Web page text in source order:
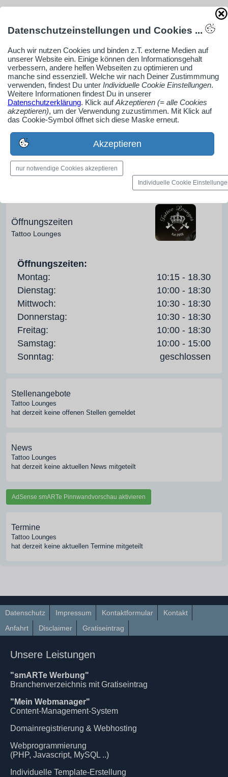
Ob Solo-Selbsständiger, Handwerksbetrieb oder
Industrieunternehmen
Erstelle jetzt ein gratis Firmenprofil für dein Unternehmen:
jetzt registrieren
Bilder, PDFs, Audio, Video
Pinnwand
Jobs, News, Dates & mehr
Öffnungszeiten
Tattoo Lounges
Öffnungszeiten:
Montag:
10:15 - 18.30
Dienstag:
10:00 - 18:30
Mittwoch:
10:30 - 18:30
Donnerstag:
10:30 - 18:30
Freitag:
10:00 - 18:30
Samstag:
10:00 - 15:00
Sonntag:
geschlossen
Stellenangebote
Tattoo Lounges
hat derzeit keine offenen Stellen gemeldet
News
Tattoo Lounges
hat derzeit keine aktuellen News mitgeteilt
AdSense smARTe Pinnwandvorschau aktivieren
Termine
Tattoo Lounges
hat derzeit keine aktuellen Termine mitgeteilt
Datenschutz Impressum Kontaktformular
Kontakt
Anfahrt
Disclaimer Gratiseintrag
Unsere Leistungen
"smARTe Werbung"
Branchenverzeichnis mit Gratiseintrag
"Mein Webmanager"
Content-Management-System
Domainregistrierung & Webhosting
Webprogrammierung
(PHP, Javascript, MySQL ..)
Individuelle Template-Erstellung
Datenschutzeinstellungen und Cookies ...
Auch wir nutzen Cookies und binden z.T. externe Medien auf
unserer Website ein. Einige können den Informationsgehalt
verbessern, andere helfen Webseiten zu optimieren und
manche sind essenziell. Welche wir nach Deiner Zustimmmung
verwenden, findest Du unter Individuelle Cookie Einstellungen.
Weitere Informationen findest Du in unserer
Datenschutzerklärung. Klick aufAkzeptieren (= alle Cookies
akzeptieren), um der Verwendung zuzustimmen. Mit Klick auf
das Cookie-Symbol öffnet sich diese Maske erneut.
Akzeptieren
nur notwendige Cookies akzeptieren
Individuelle Cookie